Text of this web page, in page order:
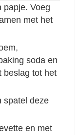
papje. Voeg
met het
soda en
beslag tot het
spatel deze
en met